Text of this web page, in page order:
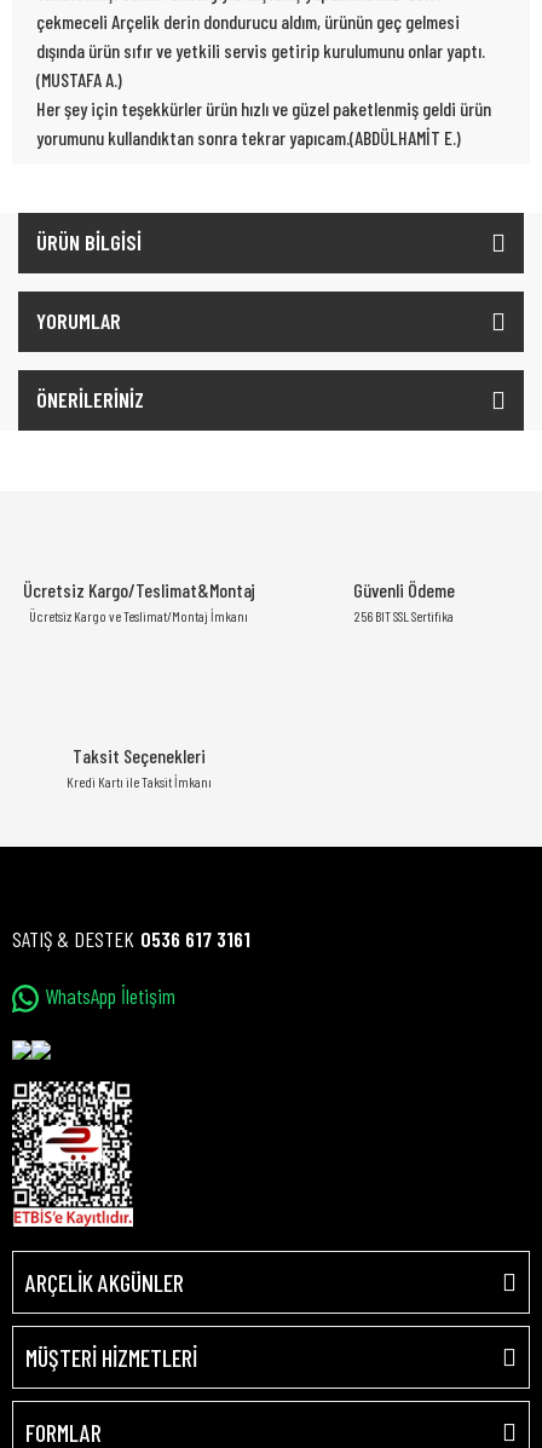
çekmeceli Arçelik derin dondurucu aldım, ürünün geç gelmesi
dışında ürün sıfır ve yetkili servis getirip kurulumunu onlar yaptı.
(MUSTAFA A.)
Her şey için teşekkürler ürün hızlı ve güzel paketlenmiş geldi ürün
yorumunu kullandıktan sonra tekrar yapıcam.(ABDÜLHAMİT E.)
ÜRÜN BİLGİSİ
YORUMLAR
ÖNERİLERİNİZ
Ücretsiz Kargo/Teslimat&Montaj
Ücretsiz Kargo ve Teslimat/Montaj İmkanı
Güvenli Ödeme
256 BIT SSL Sertifika
Taksit Seçenekleri
Kredi Kartı ile Taksit İmkanı
SATIŞ & DESTEK 0536 617 3161
WhatsApp İletişim
ARÇELİK AKGÜNLER
MÜŞTERİ HİZMETLERİ
FORMLAR